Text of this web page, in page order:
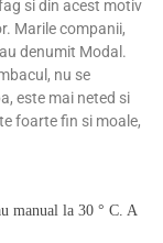
si din acest motiv
Marile companii,
denumit Modal.
nu se
este mai neted si
foarte fin si moale,
manual la 30 ° C. A